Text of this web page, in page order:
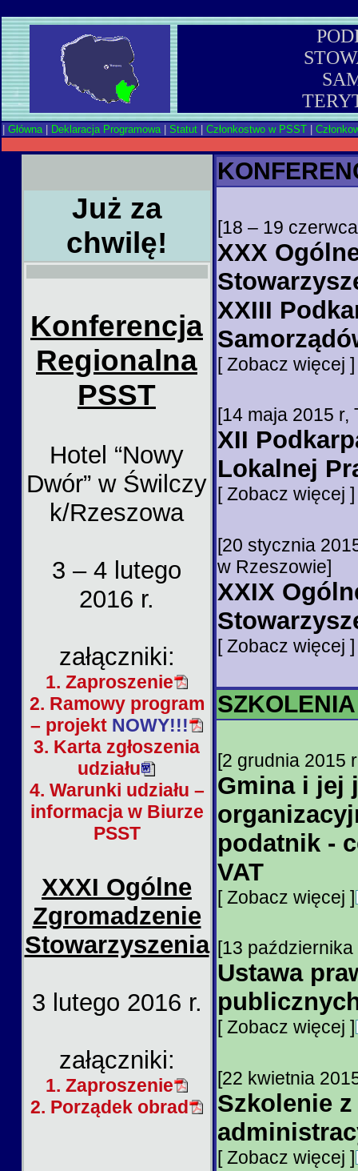
Główna| Deklaracja Programowa| Statut Członkostwo w PSST
Już za
chwilę!
Konferencja
Regionalna
PSST
Hotel “Nowy
Dwór” w Świlczy
k/Rzeszowa
3 – 4 lutego
2016 r.
załączniki:
1. Zaproszenie
2. Ramowy program
– projekt NOWY!!!
3. Karta zgłoszenia
udziału
4. Warunki udziału –
informacja w Biurze
PSST
XXXI Ogólne
Zgromadzenie
Stowarzyszenia
3 lutego 2016 r.
załączniki:
1. Zaproszenie
2. Porządek obrad
[18 – 19
XXX
XXIII
[ Zobacz więcej
[14 maja 2015 r,
XII
Lokalnej
[ Zobacz więcej
[20 stycznia
w Rzeszowie]
XXIX
[ Zobacz więcej
SZKOLENIA
[2 grudnia 2015
Gmina i jej
podatnik -
VAT
[ Zobacz więcej ]
[13 października
Ustawa
[ Zobacz więcej ]
[22 kwietnia
Szkolenie
[ Zobacz więcej ]